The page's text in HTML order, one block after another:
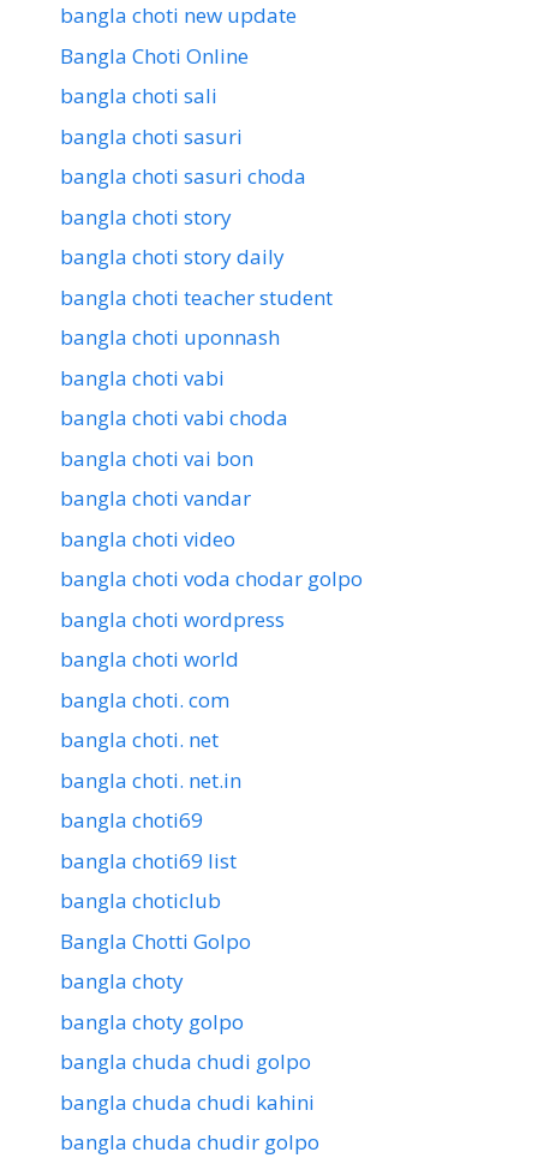
bangla choti new update
Bangla Choti Online
bangla choti sali
bangla choti sasuri
bangla choti sasuri choda
bangla choti story
bangla choti story daily
bangla choti teacher student
bangla choti uponnash
bangla choti vabi
bangla choti vabi choda
bangla choti vai bon
bangla choti vandar
bangla choti video
bangla choti voda chodar golpo
bangla choti wordpress
bangla choti world
bangla choti. com
bangla choti. net
bangla choti. net.in
bangla choti69
bangla choti69 list
bangla choticlub
Bangla Chotti Golpo
bangla choty
bangla choty golpo
bangla chuda chudi golpo
bangla chuda chudi kahini
bangla chuda chudir golpo